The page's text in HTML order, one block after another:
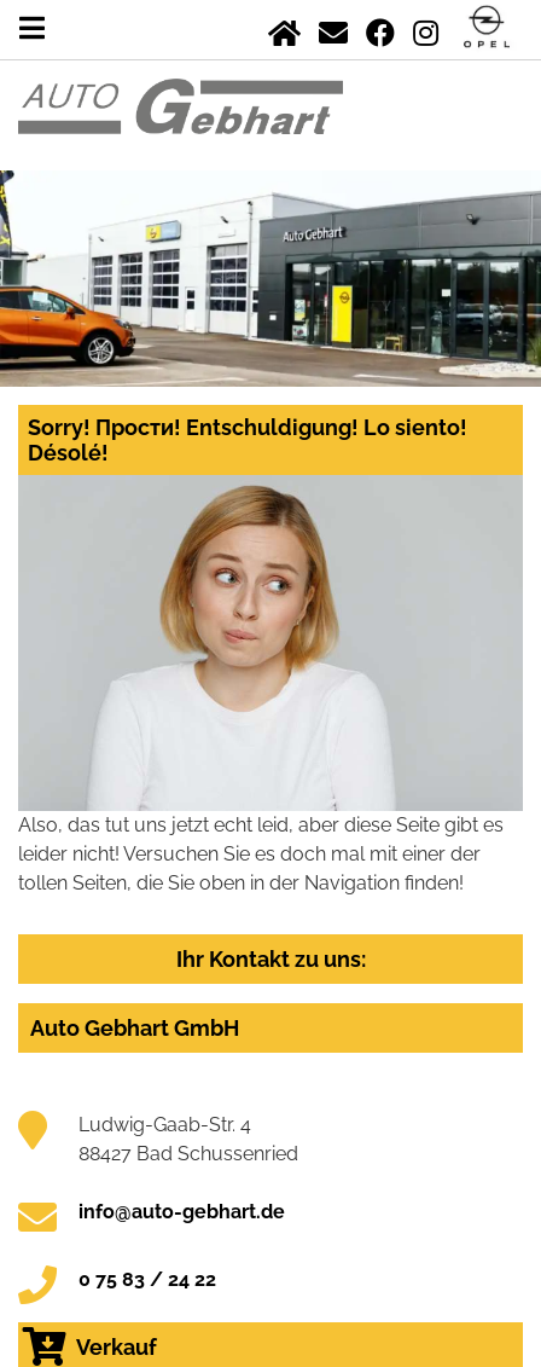
Sorry! Прости! Entschuldigung! Lo siento!
Désolé!
Also, das tut uns jetzt echt leid, aber diese Seite gibt es
leider nicht! Versuchen Sie es doch mal mit einer der
tollen Seiten, die Sie oben in der Navigation finden!
Ihr Kontakt zu uns:
Auto Gebhart GmbH
Ludwig-Gaab-Str. 4
88427 Bad Schussenried
info@auto-gebhart.de
0 75 83 / 24 22
Verkauf